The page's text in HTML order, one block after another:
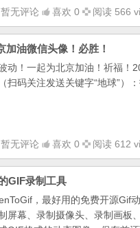
暂无评论 喜欢 0 阅读 566
油微信头像！必胜！
动！一起为北京加油！祈福！
扫码关注发送关键字“地球”）
暂无评论 喜欢 0 阅读 612
GIF录制工具
，最好用的免费开源Gif
屏幕、录制摄像头、录制画板